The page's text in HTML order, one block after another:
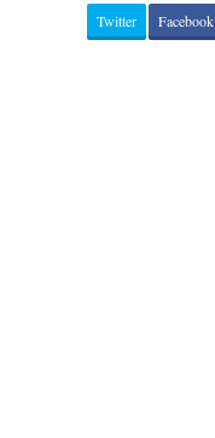
Twitter Facebook